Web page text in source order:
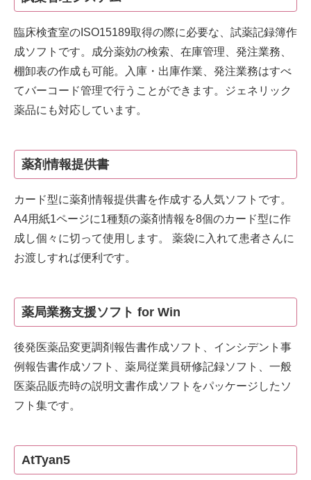
臨床検査室のISO15189取得の際に必要な、試薬記録簿作
成ソフトです。成分薬効の検索、在庫管理、発注業務、
棚卸表の作成も可能。入庫・出庫作業、発注業務はすべ
てバーコード管理で行うことができます。ジェネリック
薬品にも対応しています。
薬剤情報提供書
カード型に薬剤情報提供書を作成する人気ソフトです。
A4用紙1ページに1種類の薬剤情報を8個のカード型に作
成し個々に切って使用します。 薬袋に入れて患者さんに
お渡しすれば便利です。
薬局業務支援ソフト for Win
後発医薬品変更調剤報告書作成ソフト、インシデント事
例報告書作成ソフト、薬局従業員研修記録ソフト、一般
医薬品販売時の説明文書作成ソフトをパッケージしたソ
フト集です。
AtTyan5